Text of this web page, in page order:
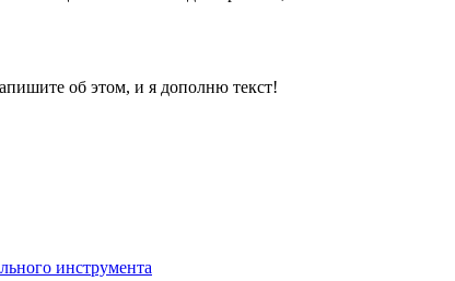
об этом, и я дополню текст!